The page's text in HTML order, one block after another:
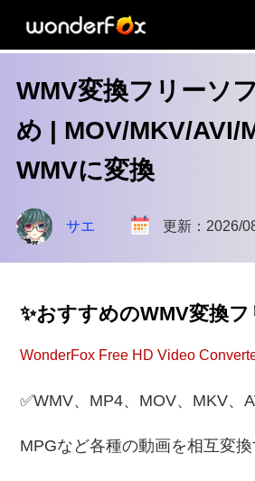
WMV変換フリーソ
め | MOV/MKV/AVI/
WMVに変換
サエ 更新：2026/
✨おすすめのWMV変換フ
WonderFox Free HD Video
✅WMV、MP4、MOV、MKV、
MPGなど各種の動画を相互変換